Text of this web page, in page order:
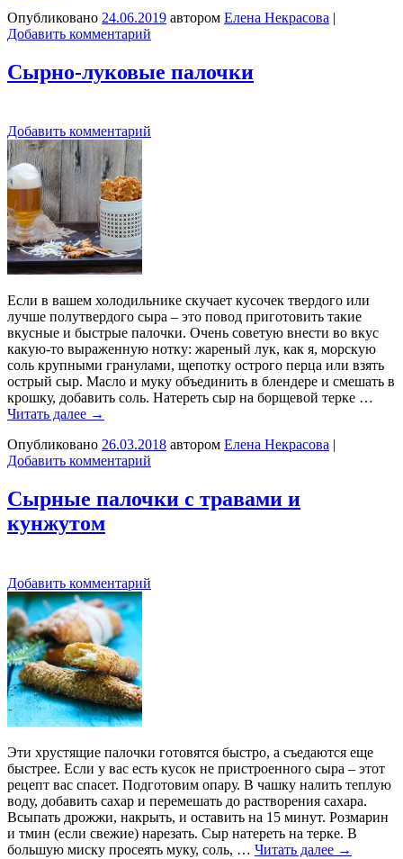
Опубликовано 24.06.2019 автором Елена Некрасова |
Добавить комментарий
Сырно-луковые палочки
Добавить комментарий
Если в вашем холодильнике скучает кусочек твердого или
лучше полутвердого сыра – это повод приготовить такие
вкусные и быстрые палочки. Очень советую внести во вкус
какую-то выраженную нотку: жареный лук, как я, морскую
соль крупными гранулами, щепотку острого перца или взять
острый сыр. Масло и муку объединить в блендере и смешать в
крошку, добавить соль. Натереть сыр на борщевой терке …
Читать далее →
Опубликовано 26.03.2018 автором Елена Некрасова
Добавить комментарий
Сырные палочки с травами и
кунжутом
Добавить комментарий
Эти хрустящие палочки готовятся быстро, а съедаются еще
быстрее. Если у вас есть кусок не пристроенного сыра – этот
рецепт вас спасет. Подготовим опару. В чашку налить теплую
воду, добавить сахар и перемешать до растворения сахара.
Всыпать дрожжи, накрыть, и оставить на 15 минут. Розмарин
и тмин (если свежие) нарезать. Сыр натереть на терке. В
большую миску просеять муку, соль, … Читать далее →